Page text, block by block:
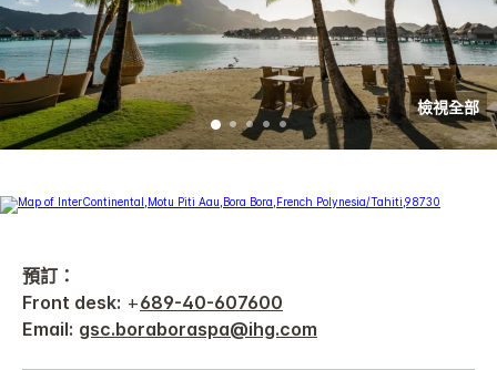
檢視全部
預訂：
Front desk: +689-40-607600
Email: gsc.boraboraspa@ihg.com